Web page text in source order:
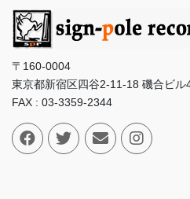
〒160-0004
東京都新宿区四谷2-11-18 磯合ビル
FAX : 03-3359-2344